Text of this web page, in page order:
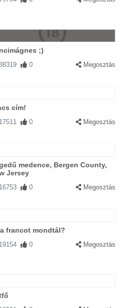
;)
0 Megosztás
cím!
17511 0 Megosztás
medence, Bergen County,
Jersey
16753 0 Megosztás
francot mondtál?
19154 0 Megosztás